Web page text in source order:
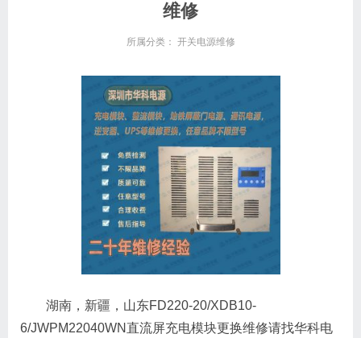
维修
所属分类： 开关电源维修
湖南，新疆，山东FD220-20/XDB10-
6/JWPM22040WN直流屏充电模块更换维修请找华科电